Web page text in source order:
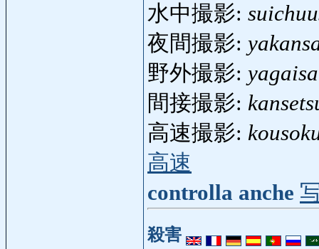
水中撮影:
夜間撮影:
野外撮影:
間接撮影:
高速撮影:
高速
controlla anche
殺害